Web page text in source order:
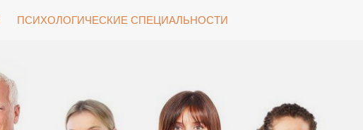
ПСИХОЛОГИЧЕСКИЕ СПЕЦИАЛЬНОСТИ